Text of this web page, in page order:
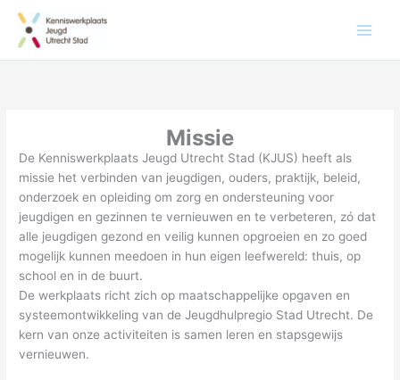
Missie
De Kenniswerkplaats Jeugd Utrecht Stad (KJUS) heeft als
missie het verbinden van jeugdigen, ouders, praktijk, beleid,
onderzoek en opleiding om zorg en ondersteuning voor
jeugdigen en gezinnen te vernieuwen en te verbeteren, zó dat
alle jeugdigen gezond en veilig kunnen opgroeien en zo goed
mogelijk kunnen meedoen in hun eigen leefwereld: thuis, op
school en in de buurt.
De werkplaats richt zich op maatschappelijke opgaven en
systeemontwikkeling van de Jeugdhulpregio Stad Utrecht. De
kern van onze activiteiten is samen leren en stapsgewijs
vernieuwen.